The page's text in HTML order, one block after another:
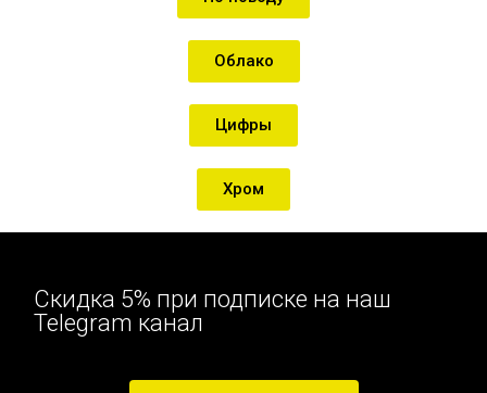
Облако
Цифры
Хром
Скидка 5% при подписке на наш
Telegram канал